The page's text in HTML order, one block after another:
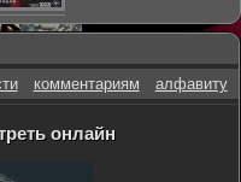
комментариям алфавиту
онлайн